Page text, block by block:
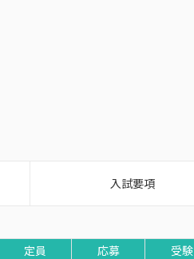
入試要項
定員 応募 受験